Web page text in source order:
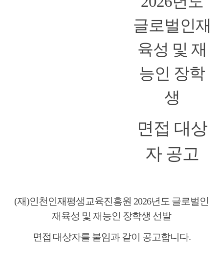
글로벌인재
육성 및 재
능인 장학
생
면접 대상
자 공고
(재)인천인재평생교육진흥원 2026년도 글로벌인
재육성 및 재능인 장학생 선발
면접 대상자를 붙임과 같이 공고합니다.